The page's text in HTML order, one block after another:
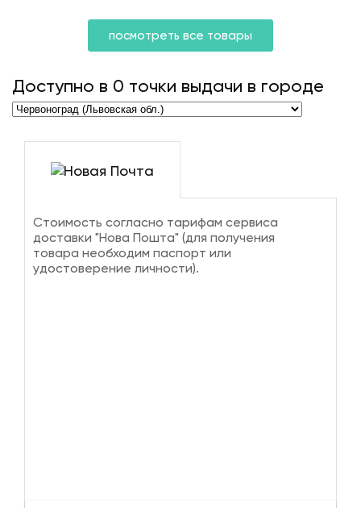
посмотреть все товары
Доступно в 0 точки выдачи в городе
Стоимость согласно тарифам сервиса
доставки "Нова Пошта" (для получения
товара необходим паспорт или
удостоверение личности).